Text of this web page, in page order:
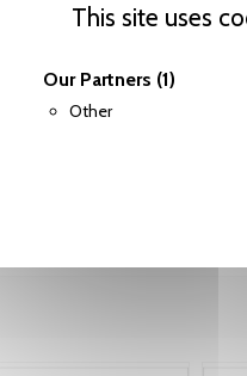
This site uses
Our Partners (1)
Other